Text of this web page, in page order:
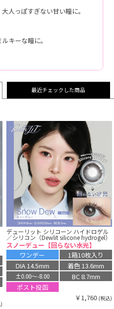
人っぽすぎない甘い瞳に。
キーな瞳に。
最近チェックした商品
デューリット シリコーン ハイドロゲル
／シリコン（Dewlit silicone hydrogel）
スノーデュー【回らない水光】
ワンデー
1箱10枚入り
DIA 14.5mm
着色 13.6mm
±0.00〜-8.00
BC 8.7mm
ポスト投函
￥1,760 (税込)